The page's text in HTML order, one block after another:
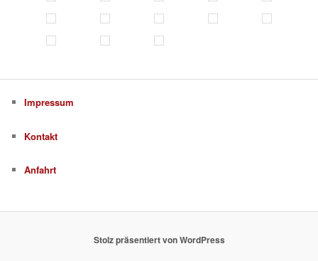
Impressum
Kontakt
Anfahrt
Stolz präsentiert von WordPress